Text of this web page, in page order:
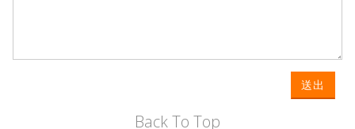
送出
Back To Top